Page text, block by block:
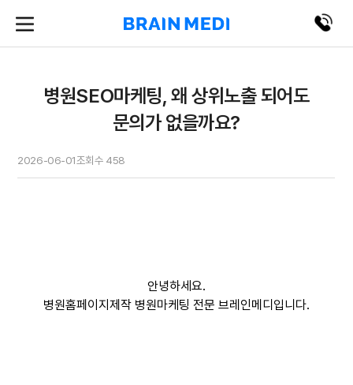
병원SEO마케팅, 왜 상위노출 되어도
문의가 없을까요?
2026-06-01조회수 458
안녕하세요.
병원홈페이지제작 병원마케팅 전문 브레인메디입니다.